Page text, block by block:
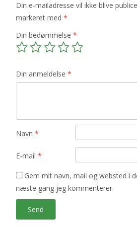
Din e-mailadresse vil ikke blive
markeret med *
Din bedømmelse *
Din anmeldelse *
Navn *
E-mail *
Gem mit navn, mail og websted i
næste gang jeg kommenterer.